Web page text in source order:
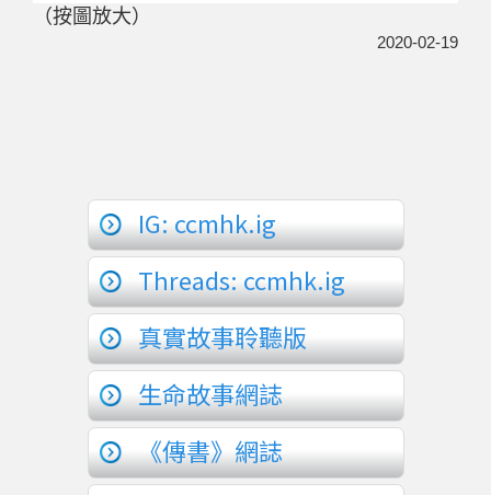
（按圖放大）
2020-02-19
IG: ccmhk.ig
Threads: ccmhk.ig
真實故事聆聽版
生命故事網誌
《傳書》網誌